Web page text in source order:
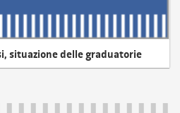
situazione delle graduatorie